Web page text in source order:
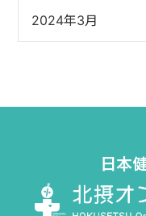
2024年3月
日本